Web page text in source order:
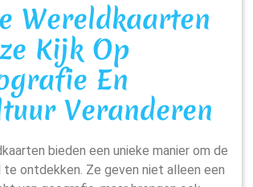
Wereldkaarten
Kijk Op
En
Veranderen
te ontdekken. Ze geven niet alleen een